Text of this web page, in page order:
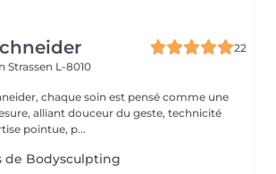
22
Strassen L-8010
chaque soin est pensé comme une
alliant douceur du geste, technicité
pointue, p...
de Bodysculpting